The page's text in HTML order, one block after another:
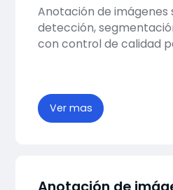
Anotación de imágenes
detección,
con control de calidad
Ver mas